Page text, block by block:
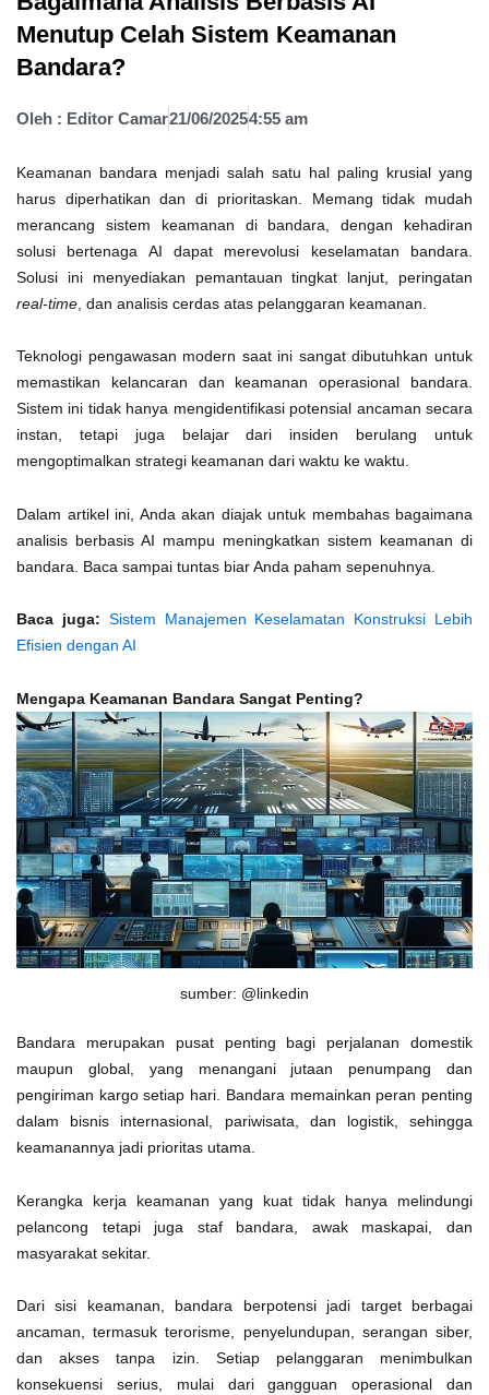
Menutup Celah Sistem Keamanan
Bandara?
Oleh : Editor Camar21/06/20254:55 am
Keamanan bandara menjadi salah satu hal paling krusial yang
harus diperhatikan dan di prioritaskan. Memang tidak mudah
merancang sistem keamanan di bandara, dengan kehadiran
solusi bertenaga AI dapat merevolusi keselamatan bandara.
Solusi ini menyediakan pemantauan tingkat lanjut, peringatan
real-time , dan analisis cerdas atas pelanggaran keamanan.
Teknologi pengawasan modern saat ini sangat dibutuhkan untuk
memastikan kelancaran dan keamanan operasional bandara.
Sistem ini tidak hanya mengidentifikasi potensial ancaman secara
instan, tetapi juga belajar dari insiden berulang untuk
mengoptimalkan strategi keamanan dari waktu ke waktu.
Dalam artikel ini, Anda akan diajak untuk membahas bagaimana
analisis berbasis AI mampu meningkatkan sistem keamanan di
bandara. Baca sampai tuntas biar Anda paham sepenuhnya.
Baca juga: Sistem Manajemen Keselamatan Konstruksi Lebih
Efisien dengan AI
Mengapa Keamanan Bandara Sangat Penting?
sumber: @linkedin
Bandara merupakan pusat penting bagi perjalanan domestik
maupun global, yang menangani jutaan penumpang dan
pengiriman kargo setiap hari. Bandara memainkan peran penting
dalam bisnis internasional, pariwisata, dan logistik, sehingga
keamanannya jadi prioritas utama.
Kerangka kerja keamanan yang kuat tidak hanya melindungi
pelancong tetapi juga staf bandara, awak maskapai, dan
masyarakat sekitar.
Dari sisi keamanan, bandara berpotensi jadi target berbagai
ancaman, termasuk terorisme, penyelundupan, serangan siber,
dan akses tanpa izin. Setiap pelanggaran menimbulkan
konsekuensi serius, mulai dari gangguan operasional dan